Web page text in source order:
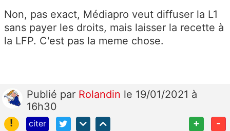
Non, pas exact, Médiapro veut diffuser la L1
sans payer les droits, mais laisser la recette à
la LFP. C'est pas la meme chose.
Publié par Rolandin le 19/01/2021 à
16h30
!
citer + -